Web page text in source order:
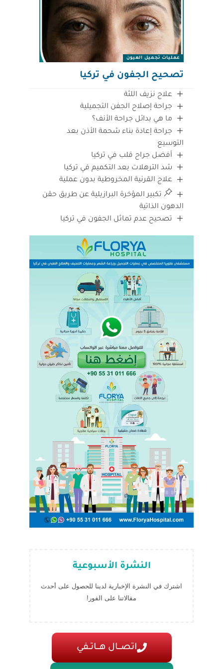
عمليات تجميل العيون
تصحيح الجفون في تركيا
علاج نزيف اللثة
جراحة إصلاح الجفن التجميلية
ما هي بدائل جراحة الأنف؟
جراحة إعادة بناء شحمة الأذن بعد
التوسيع
أفضل جراح قلب في تركيا
شد الترهلات بعد التكميم في تركيا
علاج القرنية المخروطية بدون عملية
تكبير المؤخرة البرازيلية عن طريق حقن
الدهون الذاتية
تصحيح عدم تماثل الجفون في تركيا
النشرة الأسبوعية
اشترك في النشرة الإخبارية لدينا للحصول على أحدث
مقالاتنا على الفور!
اتصـــال هـــاتــفي